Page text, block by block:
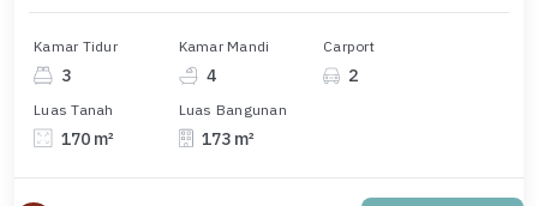
Kamar Tidur
3
Kamar Mandi
4
Carport
2
Luas Tanah
170 m²
Luas Bangunan
173 m²